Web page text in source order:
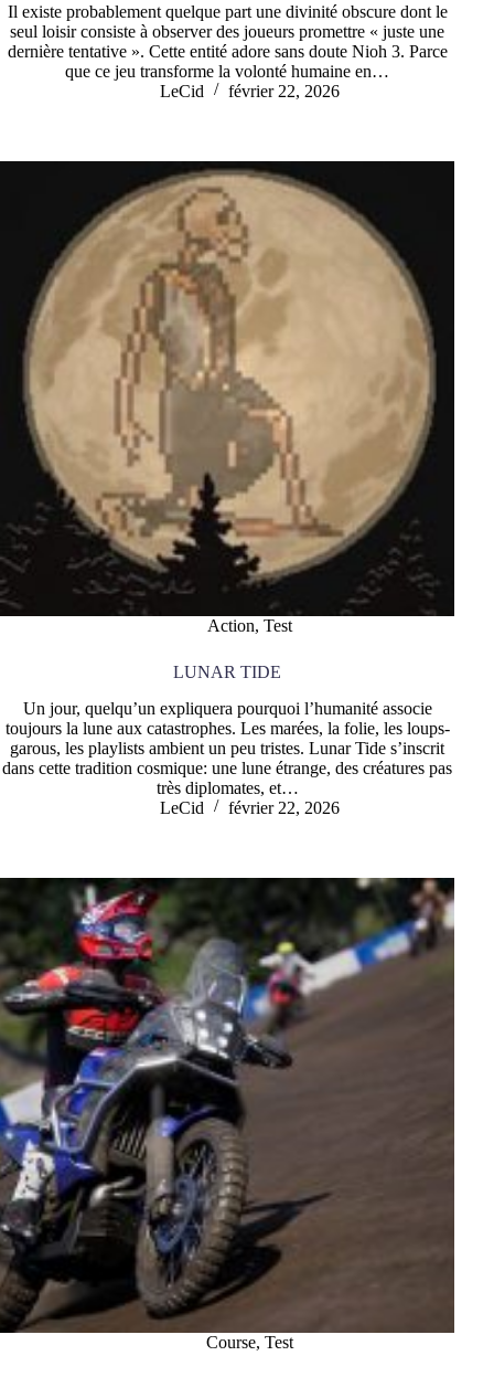
Il existe probablement quelque part une divinité obscure dont le
seul loisir consiste à observer des joueurs promettre « juste une
dernière tentative ». Cette entité adore sans doute Nioh 3. Parce
que ce jeu transforme la volonté humaine en…
LeCid
février 22, 2026
Action, Test
LUNAR TIDE
Un jour, quelqu’un expliquera pourquoi l’humanité associe
toujours la lune aux catastrophes. Les marées, la folie, les loups-
garous, les playlists ambient un peu tristes. Lunar Tide s’inscrit
dans cette tradition cosmique: une lune étrange, des créatures pas
très diplomates, et…
LeCid
février 22, 2026
Course, Test